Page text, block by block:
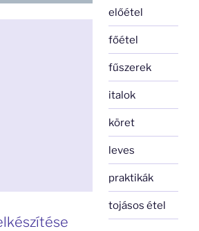
előétel
főétel
fűszerek
italok
köret
leves
praktikák
tojásos étel